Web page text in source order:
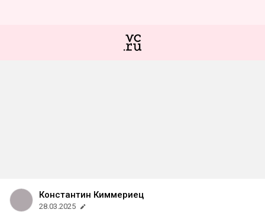
Константин Киммериец
28.03.2025